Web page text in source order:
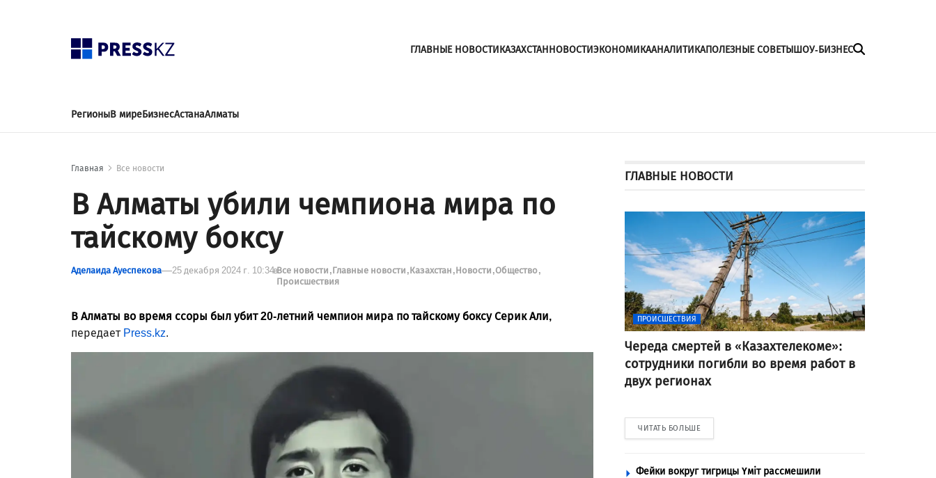
ГЛАВНЫЕ НОВОСТИКАЗАХСТАННОВОСТИЭКОНОМИКААНАЛИТИКАПОЛЕЗНЫЕ СОВЕТЫШОУ-БИЗНЕС
РегионыВ миреБизнесАстанаАлматы
Главная Все новости
В Алматы убили чемпиона мира по
тайскому боксу
Аделаида Ауеспекова 25 декабря 2024 г. 10:34вВсе новости Главные новости Казахстан НовостиОбщество
Происшествия
В Алматы во время ссоры был убит 20-летний чемпион мира по тайскому боксу Серик Али,
передает Press.kz.
ГЛАВНЫЕ НОВОСТИ
ПРОИСШЕСТВИЯ
Череда смертей в «Казахтелекоме»:
сотрудники погибли во время работ в
двух регионах
ЧИТАТЬ БОЛЬШЕ
Фейки вокруг тигрицы Үміт рассмешили